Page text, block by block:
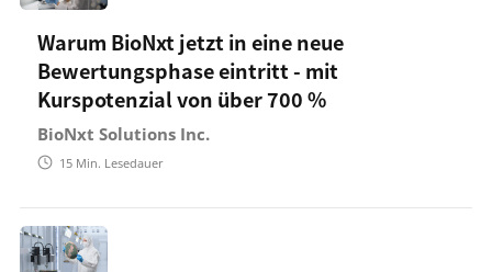
Warum BioNxt jetzt in eine neue
Bewertungsphase eintritt - mit
Kurspotenzial von über 700 %
BioNxt Solutions Inc.
15 Min. Lesedauer